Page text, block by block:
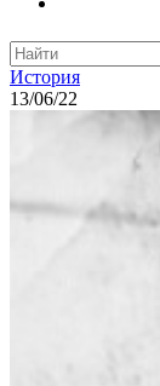
История
13/06/22